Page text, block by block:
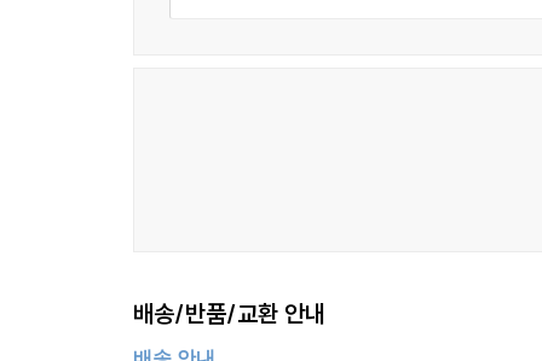
9.3 편지쓰기를 통한 마음치유 실제 155
11.1 나의 강점 및 건강한 면의 의미 188
배송/반품/교환 안내